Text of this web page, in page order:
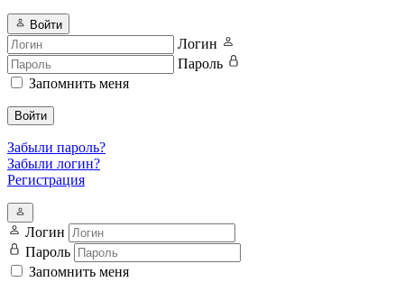
Войти
Логин
Пароль
Запомнить меня
Войти
Забыли пароль?
Забыли логин?
Регистрация
Логин
Пароль
Запомнить меня